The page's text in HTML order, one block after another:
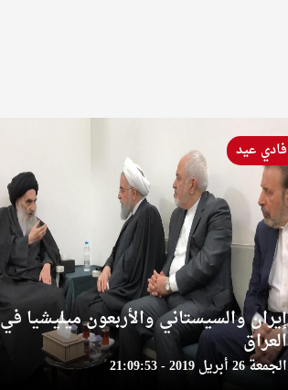
إيران والسيستاني والأربعون ميليشيا في
العراق
الجمعة 26 أبريل 2019 - 21:09:53
فادي عيد